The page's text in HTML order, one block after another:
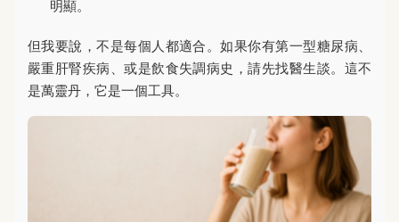
明顯。
但我要說，不是每個人都適合。如果你有第一型糖尿病、
嚴重肝腎疾病、或是飲食失調病史，請先找醫生談。這不
是萬靈丹，它是一個工具。